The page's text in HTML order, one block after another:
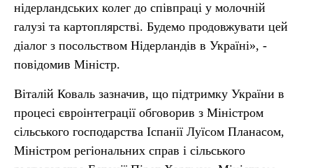
нідерландських колег до співпраці у молочній
галузі та картоплярстві. Будемо продовжувати цей
діалог з посольством Нідерландів в Україні», -
повідомив Міністр.
Віталій Коваль зазначив, що підтримку України в
процесі євроінтеграції обговорив з Міністром
сільського господарства Іспанії Луїсом Планасом,
Міністром регіональних справ і сільського